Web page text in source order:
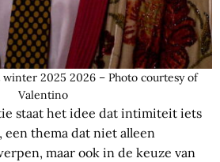
2025 2026 – Photo courtesy of
Valentino
staat het idee dat intimiteit iets
een thema dat niet alleen
maar ook in de keuze van